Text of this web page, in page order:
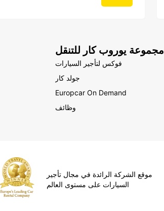
مجموعة يوروب كار للتنقل
فوكس لتأجير السيارات
جولد كار
Europcar On Demand
وظائف
موقع الشركة الرائدة في مجال تأجير
السيارات على مستوى العالم